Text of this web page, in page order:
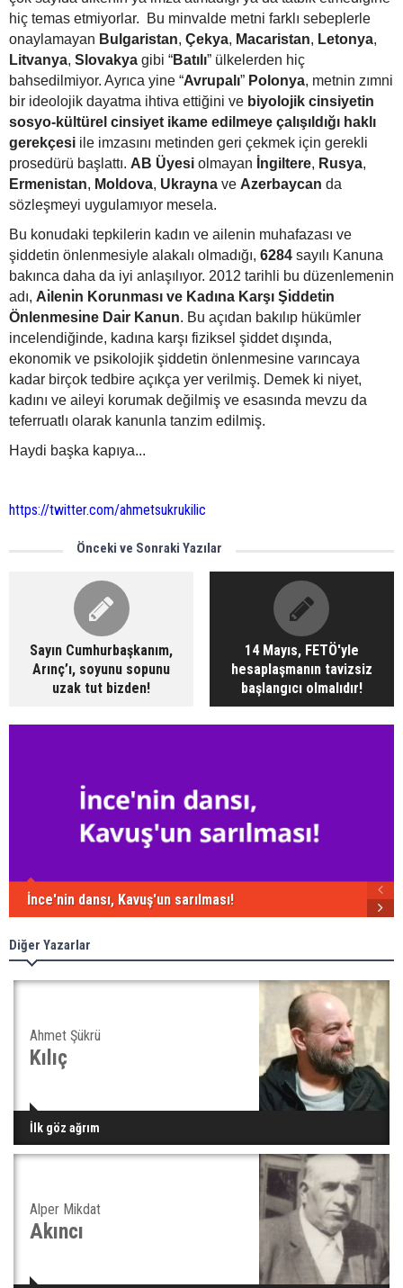
hiç temas etmiyorlar. Bu minvalde metni farklı sebeplerle
onaylamayan Bulgaristan, Çekya, Macaristan, Letonya,
Litvanya, Slovakya gibi “Batılı” ülkelerden hiç
bahsedilmiyor. Ayrıca yine “Avrupalı” Polonya, metnin zımni
bir ideolojik dayatma ihtiva ettiğini ve biyolojik cinsiyetin
sosyo-kültürel cinsiyet ikame edilmeye çalışıldığı haklı
gerekçesi ile imzasını metinden geri çekmek için gerekli
prosedürü başlattı. AB Üyesi olmayan İngiltere, Rusya,
Ermenistan, Moldova, Ukrayna ve Azerbaycan da
sözleşmeyi uygulamıyor mesela.
Bu konudaki tepkilerin kadın ve ailenin muhafazası ve
şiddetin önlenmesiyle alakalı olmadığı, 6284 sayılı Kanuna
bakınca daha da iyi anlaşılıyor. 2012 tarihli bu düzenlemenin
adı, Aı̇lenı̇n Korunması ve Kadına Karşı Şı̇ddetı̇n
Önlenmesı̇ne Daı̇r Kanun. Bu açıdan bakılıp hükümler
incelendiğinde, kadına karşı fiziksel şiddet dışında,
ekonomik ve psikolojik şiddetin önlenmesine varıncaya
kadar birçok tedbire açıkça yer verilmiş. Demek ki niyet,
kadını ve aileyi korumak değilmiş ve esasında mevzu da
teferruatlı olarak kanunla tanzim edilmiş.
Haydi başka kapıya...
https://twitter.com/ahmetsukrukilic
Önceki ve Sonraki Yazılar
Sayın Cumhurbaşkanım,
Arınç’ı, soyunu sopunu
uzak tut bizden!
14 Mayıs, FETÖ'yle
hesaplaşmanın tavizsiz
başlangıcı olmalıdır!
İnce'nin dansı, Kavuş'un sarılması!
Diğer Yazarlar
Ahmet Şükrü
Kılıç
İlk göz ağrım
Alper Mikdat
Akıncı